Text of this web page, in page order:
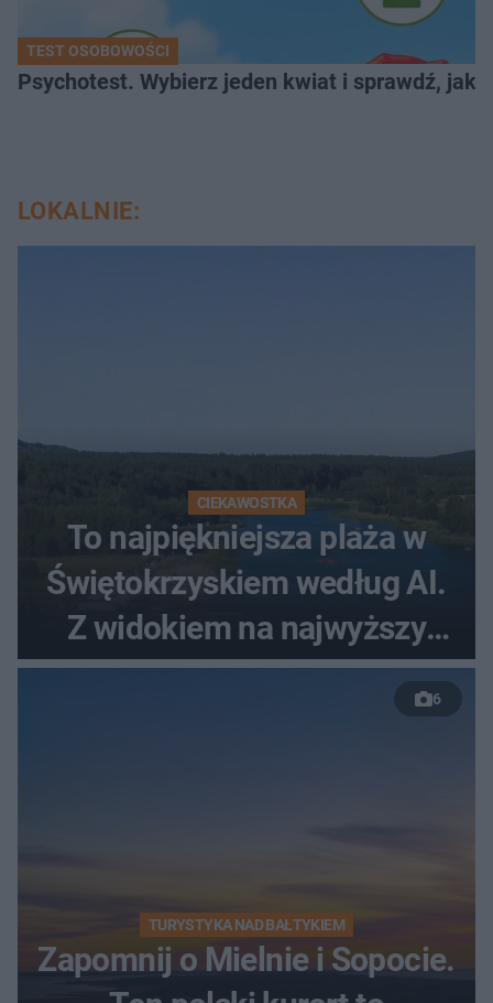
TEST OSOBOWOŚCI
Psychotest. Wybierz jeden kwiat i sprawdź, jaki
LOKALNIE:
CIEKAWOSTKA
To najpiękniejsza plaża w
Świętokrzyskiem według AI.
Z widokiem na najwyższy
szczyt Gór Świętokrzyskich
6
TURYSTYKA NAD BAŁTYKIEM
Zapomnij o Mielnie i Sopocie.